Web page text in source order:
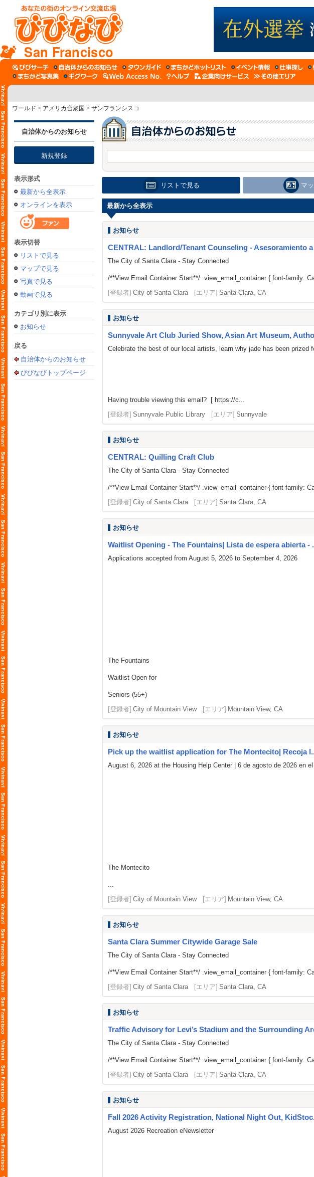
San Francisco
ワールド > アメリカ合衆国 > サンフランシスコ
自治体からのお知らせ
新規登録
表示形式
最新から全表示
オンラインを表示
表示切替
リストで見る
マップで見る
写真で見る
動画で見る
カテゴリ別に表示
お知らせ
戻る
自治体からのお知らせ
びびなびトップページ
リストで見る マ
最新から全表示
お知らせ
CENTRAL: Landlord/Tenant Counseling - Asesoramiento
The City of Santa Clara - Stay Connected
/**View Email Container Start**/ .view_email_container { font-family:
[登録者] City of Santa Clara [エリア] Santa Clara, CA
お知らせ
Sunnyvale Art Club Juried Show, Asian Art Museum,
Celebrate the best of our local artists, learn why jade has been prized
Having trouble viewing this email? [ https://c...
[登録者] Sunnyvale Public Library [エリア] Sunnyvale
お知らせ
CENTRAL: Quilling Craft Club
The City of Santa Clara - Stay Connected
/**View Email Container Start**/ .view_email_container { font-family:
[登録者] City of Santa Clara [エリア] Santa Clara, CA
お知らせ
Waitlist Opening - The Fountains| Lista de espera abierta -
Applications accepted from August 5, 2026 to September 4, 2026
The Fountains
Waitlist Open for
Seniors (55+)
[登録者] City of Mountain View [エリア] Mountain View, CA
お知らせ
Pick up the waitlist application for The Montecito| Recoja
August 6, 2026 at the Housing Help Center | 6 de agosto de 2026 en
The Montecito
...
[登録者] City of Mountain View [エリア] Mountain View, CA
お知らせ
Santa Clara Summer Citywide Garage Sale
The City of Santa Clara - Stay Connected
/**View Email Container Start**/ .view_email_container { font-family:
[登録者] City of Santa Clara [エリア] Santa Clara, CA
お知らせ
Traffic Advisory for Levi’s Stadium and the Surrounding
The City of Santa Clara - Stay Connected
/**View Email Container Start**/ .view_email_container { font-family:
[登録者] City of Santa Clara [エリア] Santa Clara, CA
お知らせ
Fall 2026 Activity Registration, National Night Out,
August 2026 Recreation eNewsletter